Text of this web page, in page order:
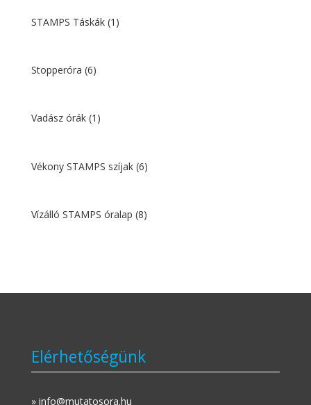
STAMPS Táskák (1)
Stopperóra (6)
Vadász órák (1)
Vékony STAMPS szíjak (6)
Vízálló STAMPS óralap (8)
Elérhetőségünk
» info@mutatosora.hu